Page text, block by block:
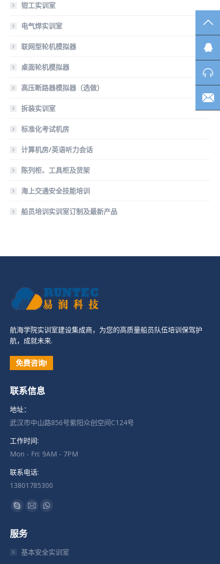
钳工实训室
电气焊实训室
联网型轮机模拟器
桌面轮机模拟器
高压断路器模拟器（选做）
拆装实训室
标准化考试机房
计算机房/英语听力会话
陈列柜、工具柜及货架
海上交通安全技能培训
船员培训实训室订制及最新产品
航海学院实训室建设集成商，为您的高质量船员队伍培训保驾护
航，成就未来.
免费咨询!
联系信息
地址：
武汉市中山路856号紫阳众创空间C124号
工作时间:
Mon - Fri: 9AM - 7PM
联系电话:
13801785300
找到我们：
Skype
在
新
Mail
新
Whatsapp
新
服务
基本安全实训室